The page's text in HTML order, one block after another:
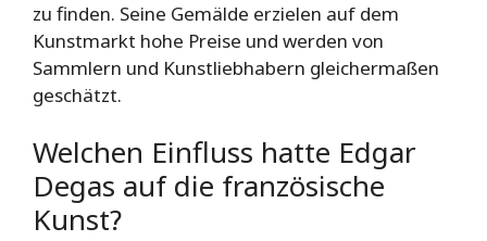
zu finden. Seine Gemälde erzielen auf dem
Kunstmarkt hohe Preise und werden von
Sammlern und Kunstliebhabern gleichermaßen
geschätzt.
Welchen Einfluss hatte Edgar
Degas auf die französische
Kunst?